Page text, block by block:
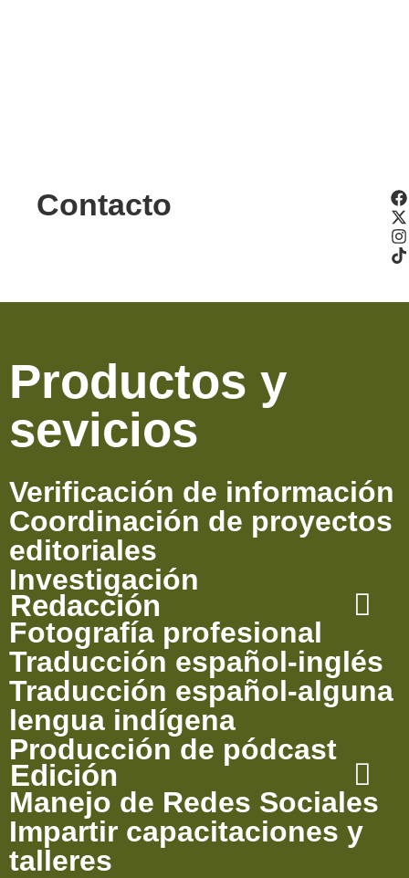
Contacto
Productos y
sevicios
Verificación de información
Coordinación de proyectos
editoriales
Investigación
Redacción
Fotografía profesional
Traducción español-inglés
Traducción español-alguna
lengua indígena
Producción de pódcast
Edición
Manejo de Redes Sociales
Impartir capacitaciones y
talleres